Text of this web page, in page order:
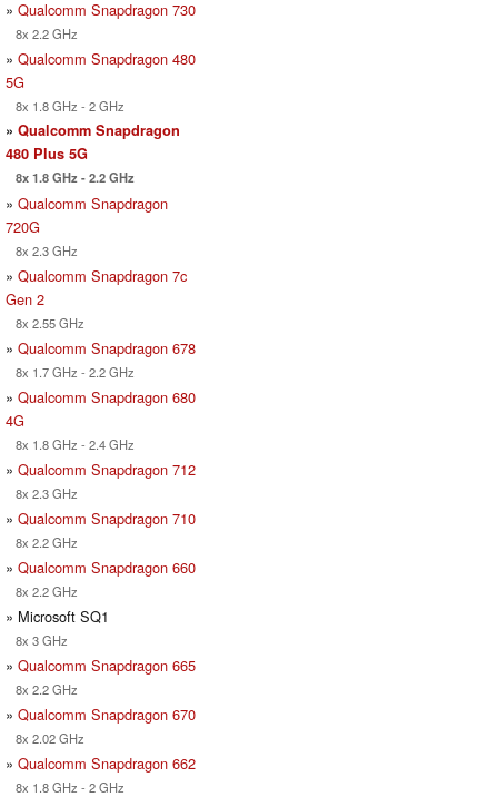
» Qualcomm Snapdragon 730
8x 2.2 GHz
» Qualcomm Snapdragon 480
5G
8x 1.8 GHz - 2 GHz
» Qualcomm Snapdragon
480 Plus 5G
8x 1.8 GHz - 2.2 GHz
» Qualcomm Snapdragon
720G
8x 2.3 GHz
» Qualcomm Snapdragon 7c
Gen 2
8x 2.55 GHz
» Qualcomm Snapdragon 678
8x 1.7 GHz - 2.2 GHz
» Qualcomm Snapdragon 680
4G
8x 1.8 GHz - 2.4 GHz
» Qualcomm Snapdragon 712
8x 2.3 GHz
» Qualcomm Snapdragon 710
8x 2.2 GHz
» Qualcomm Snapdragon 660
8x 2.2 GHz
» Microsoft SQ1
8x 3 GHz
» Qualcomm Snapdragon 665
8x 2.2 GHz
» Qualcomm Snapdragon 670
8x 2.02 GHz
» Qualcomm Snapdragon 662
8x 1.8 GHz - 2 GHz